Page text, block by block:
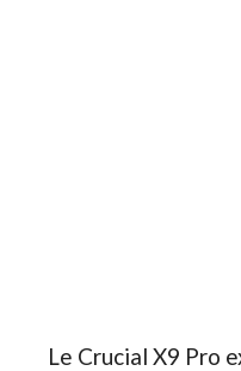
Le Crucial X9 Pro